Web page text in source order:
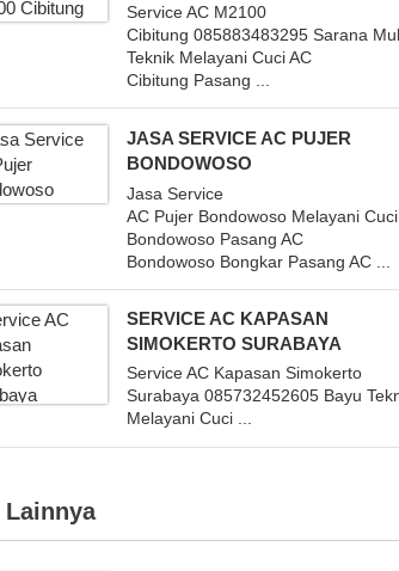
Service AC M2100
Cibitung 085883483295 Sarana
Teknik Melayani Cuci AC
Cibitung Pasang ...
JASA SERVICE AC PUJER
BONDOWOSO
Jasa Service
AC Pujer Bondowoso Melayani
Bondowoso Pasang AC
Bondowoso Bongkar Pasang AC ...
SERVICE AC KAPASAN
SIMOKERTO SURABAYA
Service AC Kapasan Simokerto
Surabaya 085732452605 Bayu
Melayani Cuci ...
Lainnya